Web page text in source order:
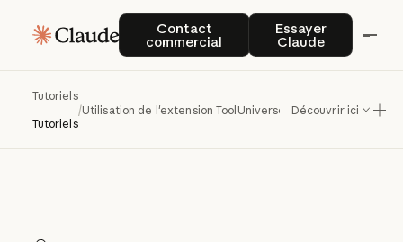
Contact
commercial
Contact commercialEssayer
Claude
Essayer Claude
Tutoriels
Tutoriels
/Utilisation de l'extension ToolUniverse dans Claude
Découvrir ici
Utilisation de
l'extension
ToolUniverse dans
Claude